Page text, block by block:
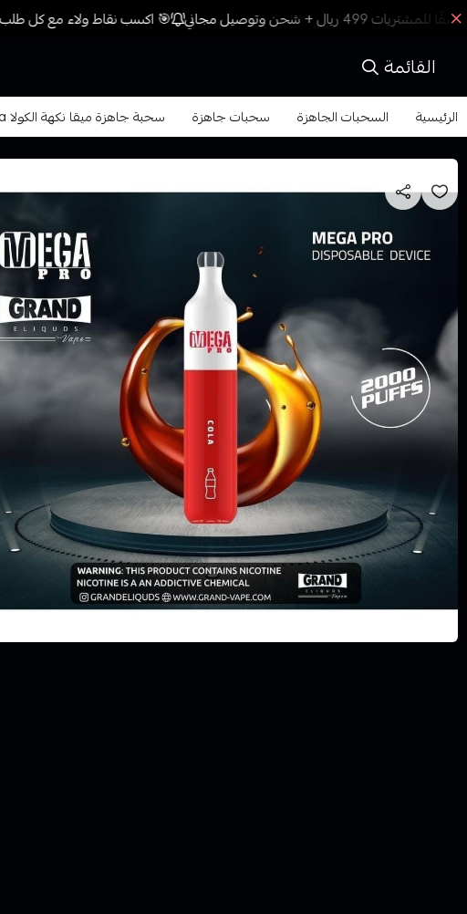
🎯 اكسب نقاط ولاء مع كل طلب
القائمة
الرئيسية السحبات الجاهزة سحبات جاهزة سحبة جاهزة ميقا نكهة الكولا Mega